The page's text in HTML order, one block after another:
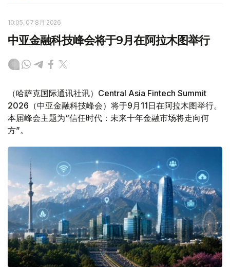
10:05, 07 8月 2026
中亚金融科技峰会将于9月在阿拉木图举行
（哈萨克国际通讯社讯）Central Asia Fintech Summit
2026（中亚金融科技峰会）将于9月11日在阿拉木图举行。
本届峰会主题为“信任时代：未来十年金融市场将走向何
方”。